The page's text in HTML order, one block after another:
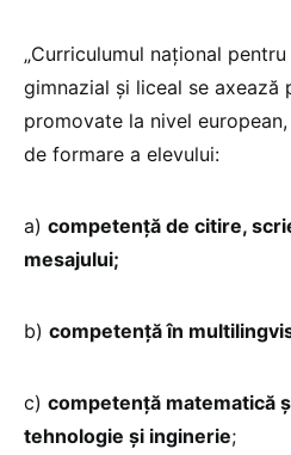
„Curriculumul național
gimnazial și liceal se axează
promovate la nivel
de formare a elevului:
a) competență de citire,
mesajului;
b) competență în
c) competență matematică
tehnologie și inginerie;